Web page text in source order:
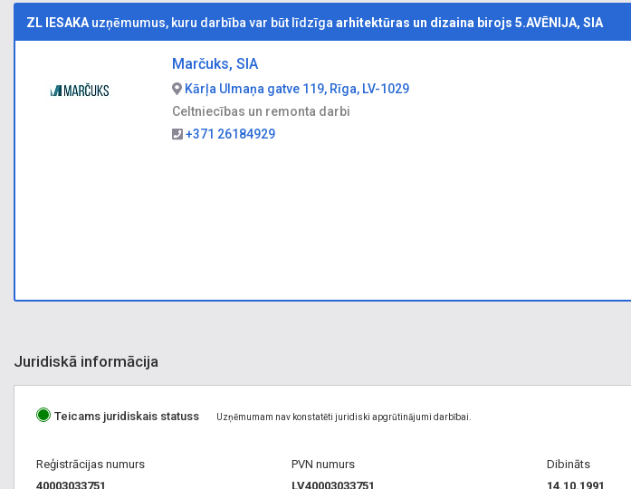
ZL IESAKA uzņēmumus, kuru darbība var būt līdzīga arhitektūras un dizaina birojs 5.AVĒNIJA, SIA
Marčuks, SIA
Kārļa Ulmaņa gatve 119, Rīga, LV-1029
Celtniecības un remonta darbi
+371 26184929
Juridiskā informācija
Teicams juridiskais statuss Uzņēmumam nav konstatēti juridiski apgrūtinājumi darbībai.
Reģistrācijas numurs
40003033751
PVN numurs
LV40003033751
Dibināts
14.10.1991